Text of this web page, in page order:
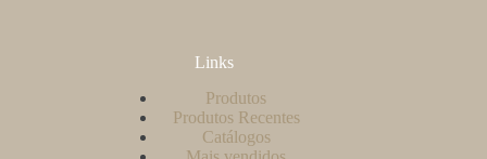
Links
Produtos
Produtos Recentes
Catálogos